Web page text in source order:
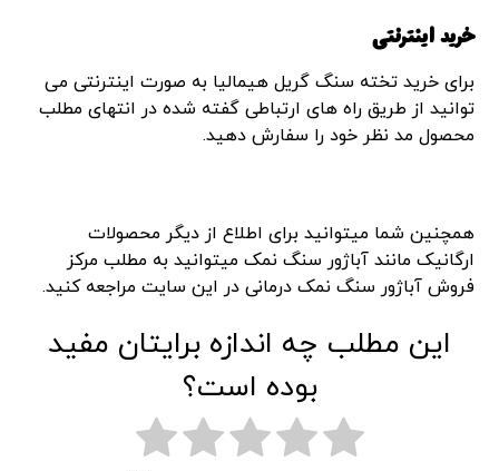
خرید اینترنتی
برای خرید تخته سنگ گریل هیمالیا به صورت اینترنتی می
توانید از طریق راه های ارتباطی گفته شده در انتهای مطلب
محصول مد نظر خود را سفارش دهید.
همچنین شما میتوانید برای اطلاع از دیگر محصولات
ارگانیک مانند آباژور سنگ نمک میتوانید به مطلب مرکز
فروش آباژور سنگ نمک درمانی در این سایت مراجعه کنید.
این مطلب چه اندازه برایتان مفید
بوده است؟